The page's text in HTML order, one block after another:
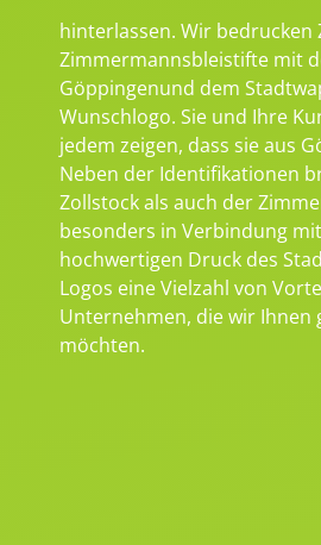
hinterlassen. Wir bedrucken
Zimmermannsbleistifte mit
Göppingenund dem
Wunschlogo. Sie und Ihre
jedem zeigen, dass sie aus
Neben der Identifikationen
Zollstock als auch der
besonders in Verbindung
hochwertigen Druck des
Logos eine Vielzahl von
Unternehmen, die wir Ihnen
möchten.